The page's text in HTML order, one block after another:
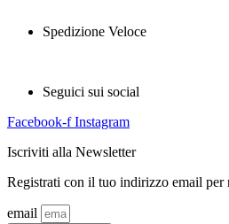
Spedizione Veloce
Seguici sui social
Facebook-f Instagram
Iscriviti alla Newsletter
Registrati con il tuo indirizzo email
email